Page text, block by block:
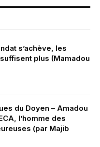
s’achève, les
plus (Mamadou
du Doyen – Amadou
l’homme des
(par Majib